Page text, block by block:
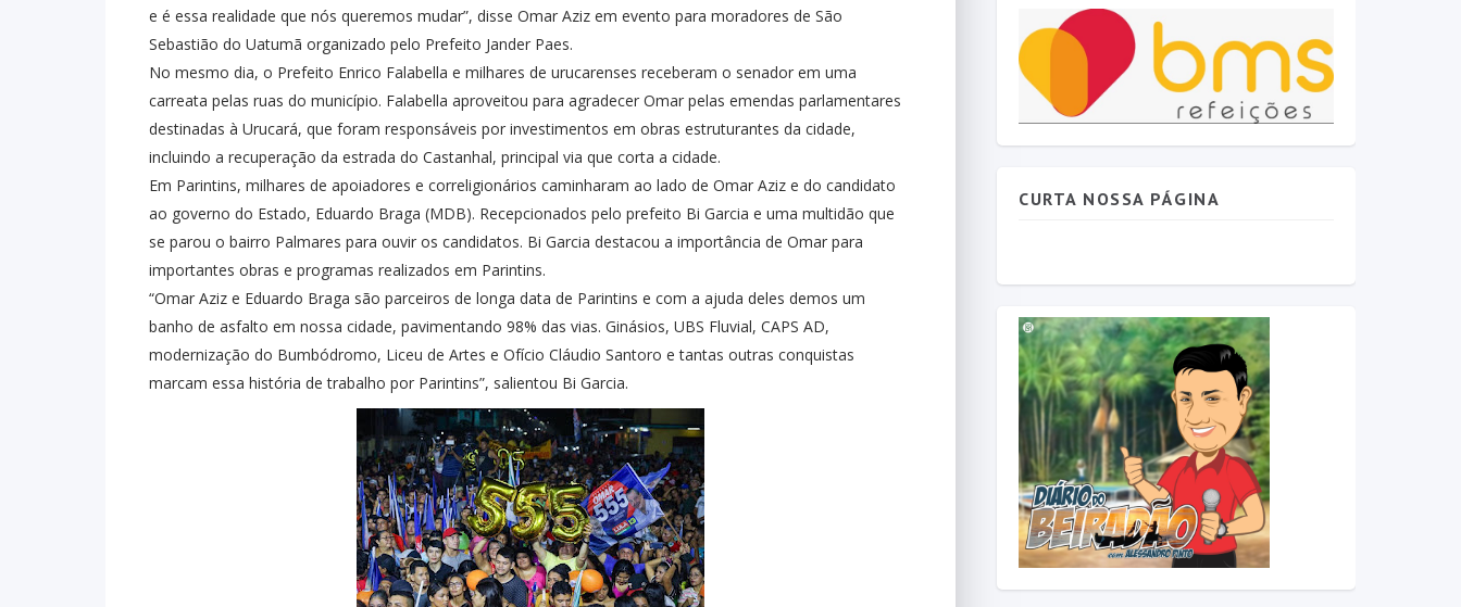
e é essa realidade que nós queremos mudar”, disse Omar Aziz em evento para moradores de São
Sebastião do Uatumã organizado pelo Prefeito Jander Paes.
No mesmo dia, o Prefeito Enrico Falabella e milhares de urucarenses receberam o senador em uma
carreata pelas ruas do município. Falabella aproveitou para agradecer Omar pelas emendas parlamentares
destinadas à Urucará, que foram responsáveis por investimentos em obras estruturantes da cidade,
incluindo a recuperação da estrada do Castanhal, principal via que corta a cidade.
Em Parintins, milhares de apoiadores e correligionários caminharam ao lado de Omar Aziz e do candidato
ao governo do Estado, Eduardo Braga (MDB). Recepcionados pelo prefeito Bi Garcia e uma multidão que
se parou o bairro Palmares para ouvir os candidatos. Bi Garcia destacou a importância de Omar para
importantes obras e programas realizados em Parintins.
“Omar Aziz e Eduardo Braga são parceiros de longa data de Parintins e com a ajuda deles demos um
banho de asfalto em nossa cidade, pavimentando 98% das vias. Ginásios, UBS Fluvial, CAPS AD,
modernização do Bumbódromo, Liceu de Artes e Ofício Cláudio Santoro e tantas outras conquistas
marcam essa história de trabalho por Parintins”, salientou Bi Garcia.
CURTA NOSSA PÁGINA